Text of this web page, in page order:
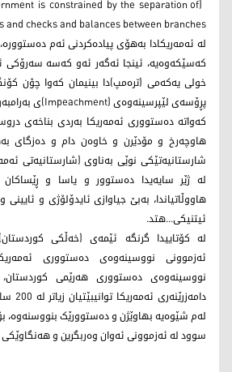
is constrained by the separation of
and checks and balances between branches)
لە ئه‌مه‌ریكادا بەهۆی پیادەکردنی ئەم
کەسێکەوەیە، ئینجا ئەگەر ئەو کەسە
خولی یەکەمی (ترەمپ)دا بینیمان کەوا چۆن
پڕۆسەی لێپرسینەوەی (Impeachment)ی بەرامبەر (ترەمپ) ئەنجامدا.
کەواتە دەستووری ئه‌مه‌ریكا بەردی بناخەی
هاوچەرخ و مۆدێرن و خاوەن دام و دەزگای
شارستانیەتێکی نوێی بەناوی (شارستانیەتی
لە ژێر سایەیدا دەستوور و یاسا و
هاووڵاتیاندا، بەبێ جیاوازی ئایدۆلۆژی و
ئیتنیکی...هتد.
لە کۆتاییدا گرنگە ئێمەی (خەڵکی
ئەزموونی نووسینەوەی دەستووری
نووسینەوەی دەستووری هەرێمی
لەم شێوەیە بهاوێژن و دەستوورێک بنووسنەوە،
سوود لە ئەزموونی ئەوان وەربگرین و